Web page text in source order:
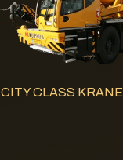
CITY CLASS KRANE